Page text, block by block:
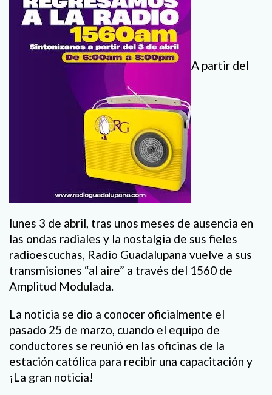
A partir del
lunes 3 de abril, tras unos meses de ausencia en
las ondas radiales y la nostalgia de sus fieles
radioescuchas, Radio Guadalupana vuelve a sus
transmisiones “al aire” a través del 1560 de
Amplitud Modulada.
La noticia se dio a conocer oficialmente el
pasado 25 de marzo, cuando el equipo de
conductores se reunió en las oficinas de la
estación católica para recibir una capacitación y
¡La gran noticia!